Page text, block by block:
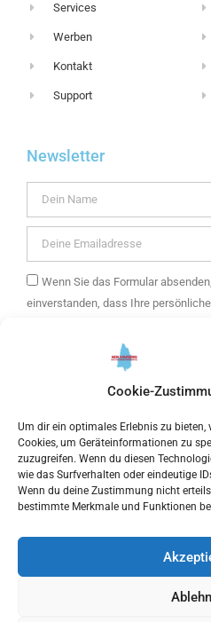
Cookie-
Um dir ein optimales Erlebnis zu bieten,
Cookies, um Geräteinformationen zu
zuzugreifen. Wenn du diesen
wie das Surfverhalten oder eindeutige
Wenn du deine Zustimmung nicht
bestimmte Merkmale und Funktionen
Services
Werben
Kontakt
Support
Newsletter
Wenn Sie das Formular
einverstanden, dass Ihre
Angebote von mein Kaufering und
werden. Ihre Daten werden
Newsletters verwendet und nur an
Einwilligung jederzeit widerrufen.
Bitte hier klicken, um die
und diesen